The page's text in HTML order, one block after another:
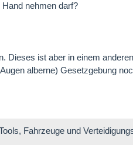
nehmen darf?
Dieses ist aber in einem
alberne) Gesetzgebung
Fahrzeuge und